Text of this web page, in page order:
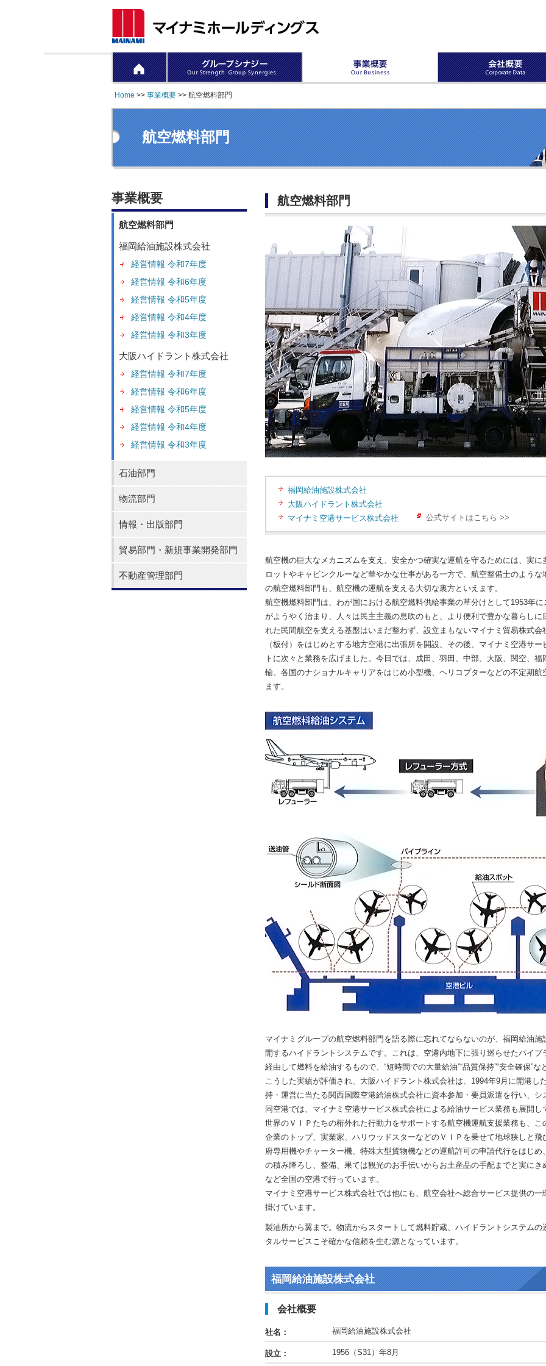
Home >> 事業概要 >> 航空燃料部門
航空燃料部門
事業概要
航空燃料部門
福岡給油施設株式会社
経営情報 令和7年度
経営情報 令和6年度
経営情報 令和5年度
経営情報 令和4年度
経営情報 令和3年度
大阪ハイドラント株式会社
経営情報 令和7年度
経営情報 令和6年度
経営情報 令和5年度
経営情報 令和4年度
経営情報 令和3年度
石油部門
物流部門
情報・出版部門
貿易部門・新規事業開発部門
不動産管理部門
航空燃料部門
福岡給油施設株式会社
大阪ハイドラント株式会社
マイナミ空港サービス株式会社
公式サイトはこちら >>
航空機の巨大なメカニズムを支え、安全かつ確実な運航を守るためには、実
ロットやキャビンクルーなど華やかな仕事がある一方で、航空整備士のよう
の航空燃料部門も、航空機の運航を支える大切な裏方といえます。
航空機燃料部門は、わが国における航空燃料供給事業の草分けとして1953年
がようやく治まり、人々は民主主義の息吹のもと、より便利で豊かな暮らし
れた民間航空を支える基盤はいまだ整わず、設立まもないマイナミ貿易株式
（板付）をはじめとする地方空港に出張所を開設、その後、マイナミ空港サ
トに次々と業務を広げました。今日では、成田、羽田、中部、大阪、関空、
輸、各国のナショナルキャリアをはじめ小型機、ヘリコプターなどの不定期
ます。
マイナミグループの航空燃料部門を語る際に忘れてならないのが、福岡給油
開するハイドラントシステムです。これは、空港内地下に張り巡らせたパイ
経由して燃料を給油するもので、“短時間での大量給油”“品質保持”“安全確保”
こうした実績が評価され、大阪ハイドラント株式会社は、1994年9月に開港し
持・運営に当たる関西国際空港給油株式会社に資本参加・要員派遣を行い、
同空港では、マイナミ空港サービス株式会社による給油サービス業務も展開し
世界のＶＩＰたちの桁外れた行動力をサポートする航空機運航支援業務も、
企業のトップ、実業家、ハリウッドスターなどのＶＩＰを乗せて地球狭しと
府専用機やチャーター機、特殊大型貨物機などの運航許可の申請代行をはじ
の積み降ろし、整備、果ては観光のお手伝いからお土産品の手配までと実に
など全国の空港で行っています。
マイナミ空港サービス株式会社では他にも、航空会社へ総合サービス提供の
掛けています。
製油所から翼まで。物流からスタートして燃料貯蔵、ハイドラントシステム
タルサービスこそ確かな信頼を生む源となっています。
福岡給油施設株式会社
会社概要
社名： 福岡給油施設株式会社
設立： 1956（S31）年8月